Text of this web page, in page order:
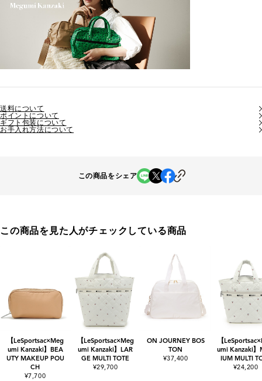
送料について
ポイントについて
ギフト包装について
お手入れ方法について
この商品をシェア
この商品を見た人がチェックしている商品
【LeSportsac×Meg
umi Kanzaki】BEA
UTY MAKEUP POU
CH
¥7,700
【LeSportsac×Meg
umi Kanzaki】LAR
GE MULTI TOTE
¥29,700
ON JOURNEY BOS
TON
¥37,400
【
umi Kanzaki】
IUM MULTI
¥24,200